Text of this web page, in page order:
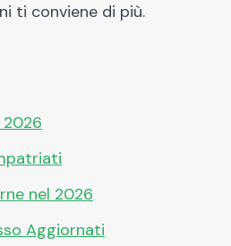
ti conviene di più.
2026
nel 2026
Aggiornati